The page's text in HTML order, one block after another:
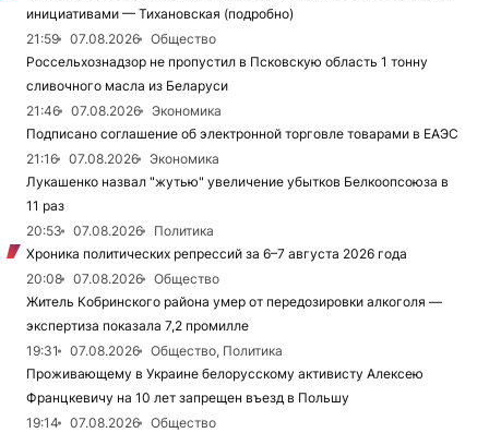
инициативами — Тихановская (подробно)
21:59
07.08.2026
Общество
Россельхознадзор не пропустил в Псковскую область 1 тонну
сливочного масла из Беларуси
21:46
07.08.2026
Экономика
Подписано соглашение об электронной торговле товарами в ЕАЭС
21:16
07.08.2026
Экономика
Лукашенко назвал "жутью" увеличение убытков Белкоопсоюза в
11 раз
20:53
07.08.2026
Политика
Хроника политических репрессий за 6–7 августа 2026 года
20:08
07.08.2026
Общество
Житель Кобринского района умер от передозировки алкоголя —
экспертиза показала 7,2 промилле
19:31
07.08.2026
Общество, Политика
Проживающему в Украине белорусскому активисту Алексею
Францкевичу на 10 лет запрещен въезд в Польшу
19:14
07.08.2026
Общество